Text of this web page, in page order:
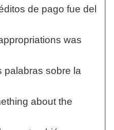
de pago fue del
was
palabras sobre la
about the